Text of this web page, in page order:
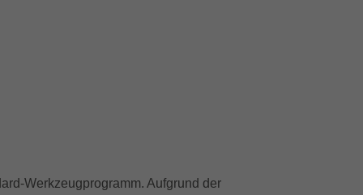
Werkzeugprogramm. Aufgrund der